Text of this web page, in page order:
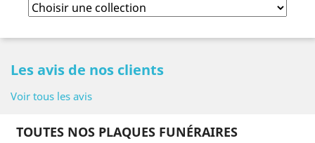
Les avis de nos clients
Voir tous les avis
TOUTES NOS PLAQUES FUNÉRAIRES